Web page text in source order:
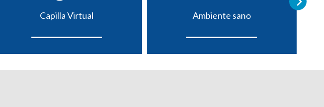
Capilla Virtual Ambiente sano